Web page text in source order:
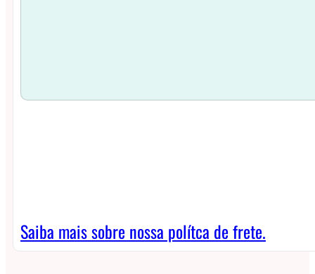
Saiba mais sobre nossa polítca de frete.